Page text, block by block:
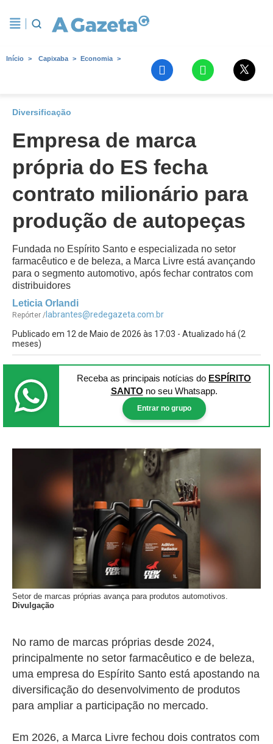
Início Capixaba Economia
Diversificação
Empresa de marca
própria do ES fecha
contrato milionário para
produção de autopeças
Fundada no Espírito Santo e especializada no setor
farmacêutico e de beleza, a Marca Livre está avançando
para o segmento automotivo, após fechar contratos com
distribuidores
Leticia Orlandi
Repórter / labrantes@redegazeta.com.br
Publicado em 12 de Maio de 2026 às 17:03 - Atualizado há (2
meses)
Receba as principais notícias do ESPÍRITO
SANTO no seu Whatsapp.
Entrar no grupo
Setor de marcas próprias avança para produtos automotivos.
Divulgação
No ramo de marcas próprias desde 2024,
principalmente no setor farmacêutico e de beleza,
uma empresa do Espírito Santo está apostando na
diversificação do desenvolvimento de produtos
para ampliar a participação no mercado.
Em 2026, a Marca Livre fechou dois contratos com